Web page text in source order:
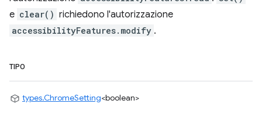
e clear() richiedono l'autorizzazione
accessibilityFeatures.modify .
TIPO
types.ChromeSetting<boolean>